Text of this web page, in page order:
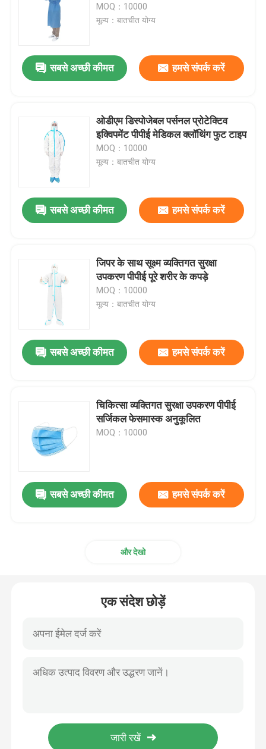
होम
वीआर दिखाएँ
MOQ：10000
मूल्य：बातचीत योग्य
सबसे अच्छी कीमत हमसे संपर्क करें
ओडीएम डिस्पोजेबल पर्सनल प्रोटेक्टिव
इक्विपमेंट पीपीई मेडिकल क्लॉथिंग फुट टाइप
MOQ：10000
मूल्य：बातचीत योग्य
सबसे अच्छी कीमत हमसे संपर्क करें
जिपर के साथ सूक्ष्म व्यक्तिगत सुरक्षा
उपकरण पीपीई पूरे शरीर के कपड़े
MOQ：10000
मूल्य：बातचीत योग्य
सबसे अच्छी कीमत हमसे संपर्क करें
चिकित्सा व्यक्तिगत सुरक्षा उपकरण पीपीई
सर्जिकल फेसमास्क अनुकूलित
MOQ：10000
सबसे अच्छी कीमत हमसे संपर्क करें
और देखो
एक संदेश छोड़ें